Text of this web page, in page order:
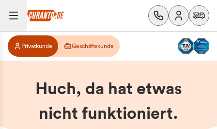
Privatkunde Geschäftskunde
Huch, da hat etwas
nicht funktioniert.